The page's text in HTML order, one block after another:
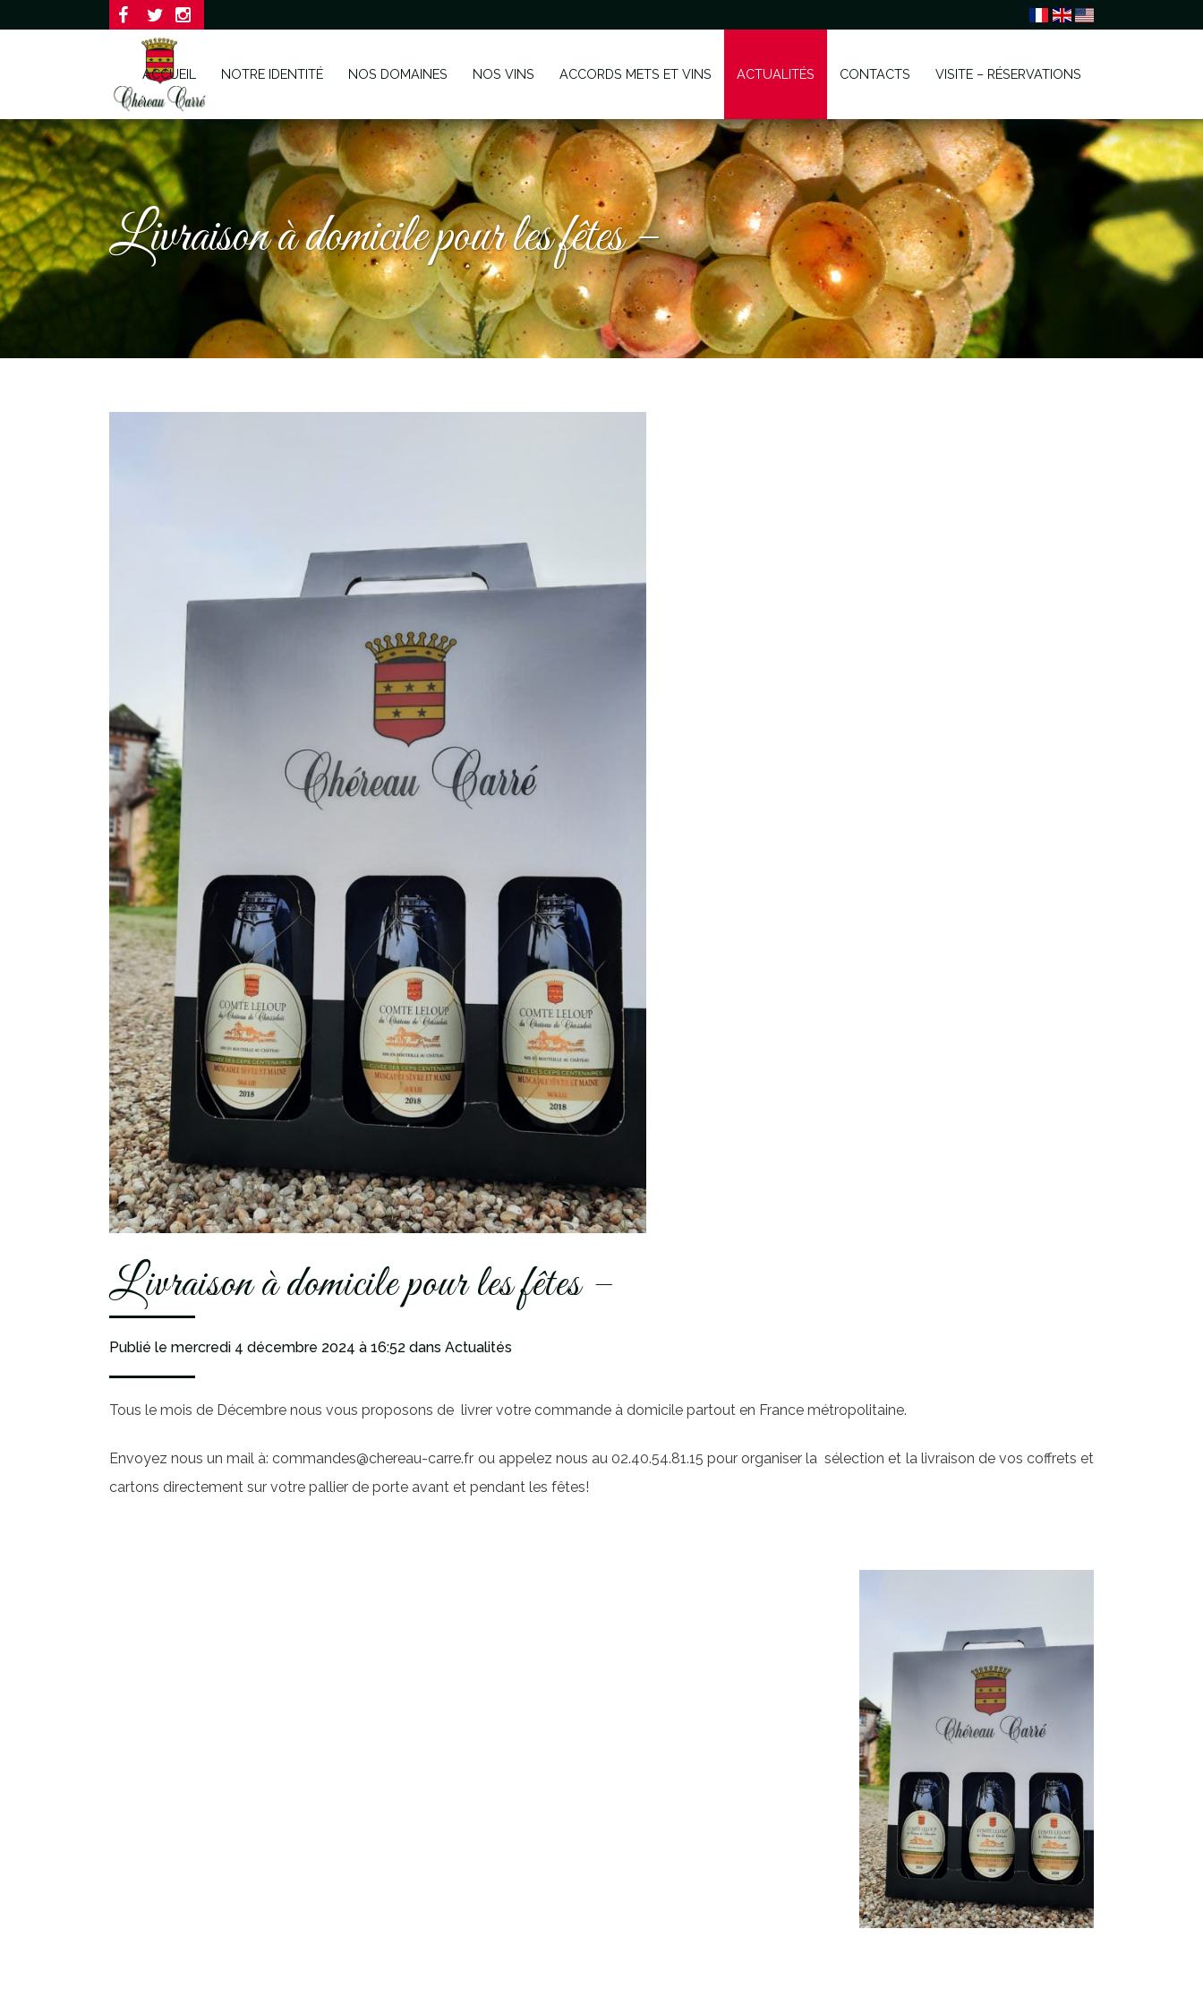
ACCUEIL NOTRE IDENTITÉ NOS DOMAINES NOS VINS ACCORDS METS ET VINS ACTUALITÉS CONTACTS VISITE – RÉSERVATIONS
Livraison à domicile pour les fêtes –
Livraison à domicile pour les fêtes –
Publié le mercredi 4 décembre 2024 à 16:52 dans Actualités
Tous le mois de Décembre nous vous proposons de livrer votre commande à domicile partout en France métropolitaine.
Envoyez nous un mail à: commandes@chereau-carre.fr ou appelez nous au 02.40.54.81.15 pour organiser la sélection et la livraison de vos coffrets et
cartons directement sur votre pallier de porte avant et pendant les fêtes!